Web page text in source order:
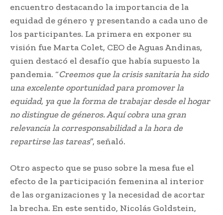
encuentro destacando la importancia de la
equidad de género y presentando a cada uno de
los participantes. La primera en exponer su
visión fue Marta Colet, CEO de Aguas Andinas,
quien destacó el desafío que había supuesto la
pandemia. “Creemos que la crisis sanitaria ha sido
una excelente oportunidad para promover la
equidad, ya que la forma de trabajar desde el hogar
no distingue de géneros. Aquí cobra una gran
relevancia la corresponsabilidad a la hora de
repartirse las tareas”, señaló.
Otro aspecto que se puso sobre la mesa fue el
efecto de la participación femenina al interior
de las organizaciones y la necesidad de acortar
la brecha. En este sentido, Nicolás Goldstein,